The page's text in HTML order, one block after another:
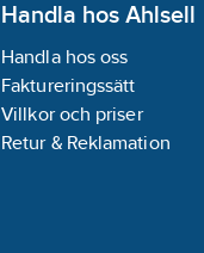
Handla hos Ahlsell
Handla hos oss
Faktureringssätt
Villkor och priser
Retur & Reklamation